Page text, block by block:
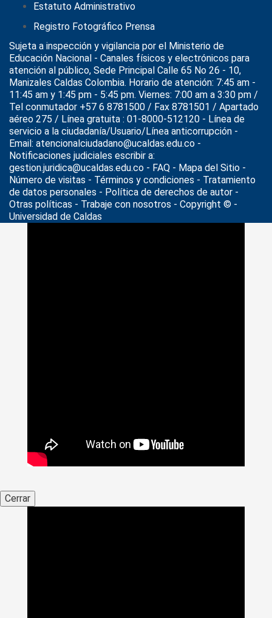
Estatuto Administrativo
Registro Fotográfico Prensa
Sujeta a inspección y vigilancia por el Ministerio de
Educación Nacional - Canales físicos y electrónicos para
atención al público, Sede Principal Calle 65 No 26 - 10,
Manizales Caldas Colombia. Horario de atención: 7:45 am -
11:45 am y 1:45 pm - 5:45 pm. Viernes: 7:00 am a 3:30 pm /
Tel conmutador +57 6 8781500 / Fax 8781501 / Apartado
aéreo 275 / Línea gratuita : 01-8000-512120 - Línea de
servicio a la ciudadanía/Usuario/Línea anticorrupción -
Email: atencionalciudadano@ucaldas.edu.co -
Notificaciones judiciales escribir a:
gestion.juridica@ucaldas.edu.co - FAQ - Mapa del Sitio -
Número de visitas - Términos y condiciones - Tratamiento
de datos personales - Política de derechos de autor -
Otras políticas - Trabaje con nosotros - Copyright © -
Universidad de Caldas
Cerrar